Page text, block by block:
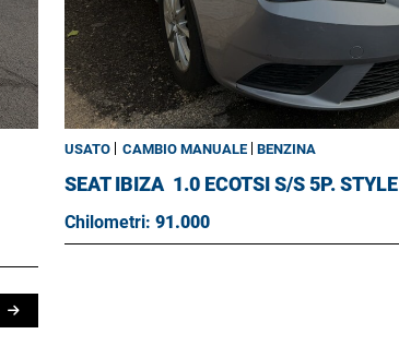
USATO CAMBIO MANUALE BENZINA
SEAT IBIZA 1.0 ECOTSI S/S 5P. STYLE
Chilometri: 91.000